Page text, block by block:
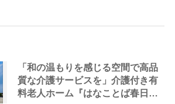
「和の温もりを感じる空間で高品
質な介護サービスを」介護付き有
料老人ホーム『はなことば春日